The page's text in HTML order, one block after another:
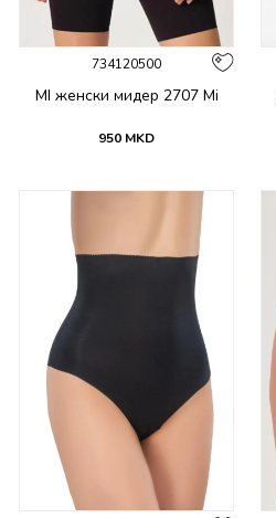
734120500
MI женски мидер 2707 Mi
950 MKD